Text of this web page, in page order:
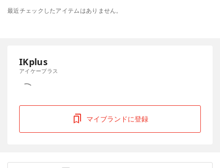
最近チェックしたアイテムはありません。
IKplus
アイケープラス
マイブランドに登録